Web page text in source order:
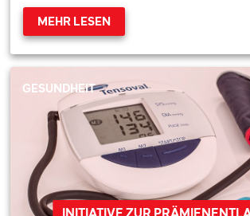
MEHR LESEN
INITIATIVE ZUR
GESUNDHEIT